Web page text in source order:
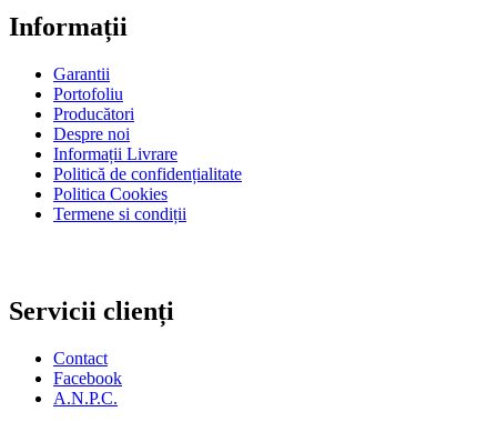
Informații
Garantii
Portofoliu
Producători
Despre noi
Informații Livrare
Politică de confidențialitate
Politica Cookies
Termene si condiții
Servicii clienți
Contact
Facebook
A.N.P.C.